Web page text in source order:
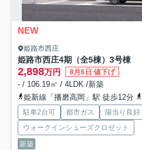
NEW
姫路市西庄
姫路市西庄4期（全5棟）3号棟
2,898万円 8月6日 値下げ
- / 106.19㎡ / 4LDK /新築
姫新線「播磨高岡」駅 徒歩12分
駐車2台可 都市ガス 陽当り良好
ウォークインシューズクロゼット
新築